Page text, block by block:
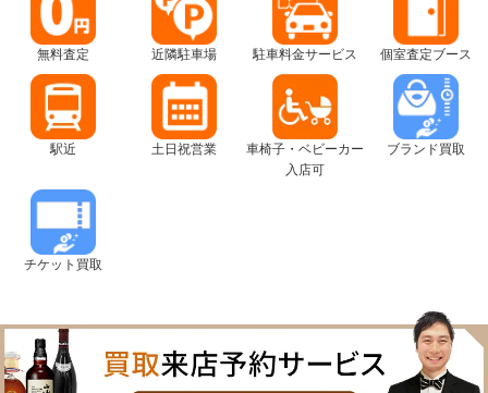
無料査定 近隣駐車場 駐車料金サービス 個室査定ブース
駅近 土日祝営業
車椅子・ベビーカー
入店可
ブランド買取
チケット買取